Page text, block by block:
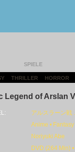
SPIELE
THRILLER HORROR
Legend of Arslan
アルスラーン戦
Anime • Fantasy
Noriyuki Abe
DVD (264 Min)